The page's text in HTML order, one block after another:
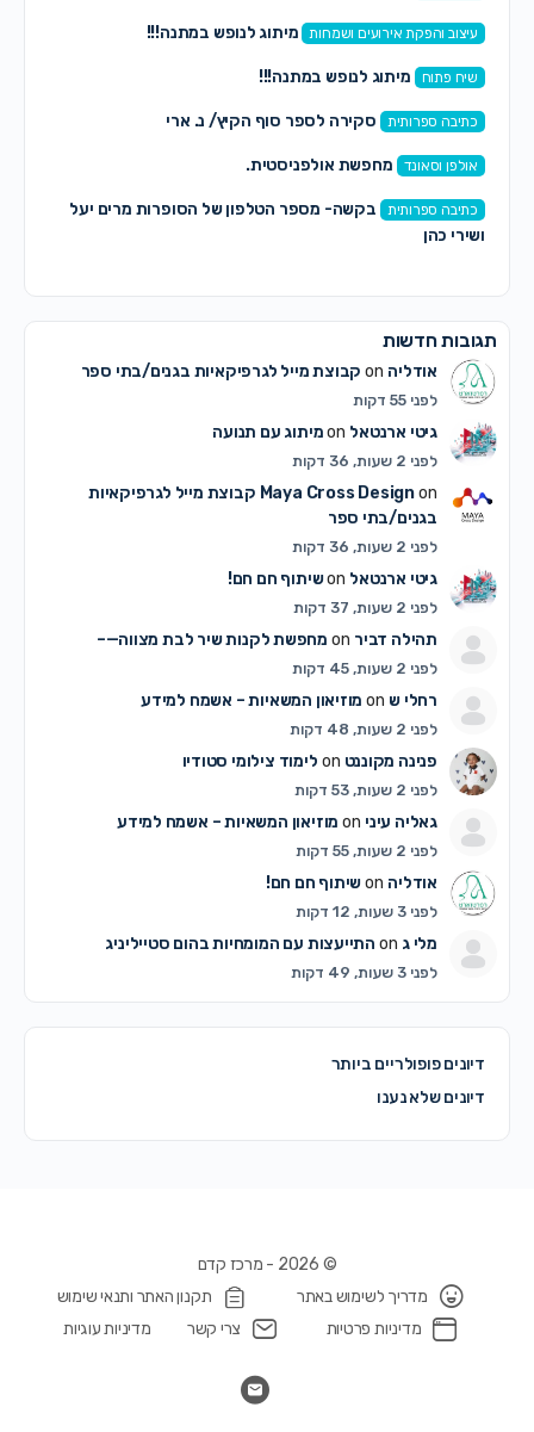
עיצוב והפקת אירועים ושמחות מיתוג לנופש במתנה!!!
שיח פתוח מיתוג לנופש במתנה!!!
כתיבה ספרותית סקירה לספר סוף הקיץ/ נ. ארי
אולפן וסאונד מחפשת אולפניסטית.
כתיבה ספרותית
בקשה- מספר הטלפון של הסופרות מרים יעל
ושירי כהן
תגובות חדשות
אודליה קבוצת מייל לגרפיקאיות בגנים/בתי ספר
לפני 55 דקות
גיטי ארנטאל מיתוג עם תנועה
לפני 2 שעות, 36 דקות
Maya Cross Designon
קבוצת מייל לגרפיקאיות
בגנים/בתי ספר
לפני 2 שעות, 36 דקות
גיטי ארנטאל שיתוף חם חם!
לפני 2 שעות, 37 דקות
תהילה דביר מחפשת לקנות שיר לבת מצווה—–
לפני 2 שעות, 45 דקות
רחלי ש מוזיאון המשאיות – אשמח למידע
לפני 2 שעות, 48 דקות
פנינה מקוננט לימוד צילומי סטודיו
לפני 2 שעות, 53 דקות
גאליה עיני מוזיאון המשאיות – אשמח למידע
לפני 2 שעות, 55 דקות
אודליה שיתוף חם חם!
לפני 3 שעות, 12 דקות
מלי ג התייעצות עם המומחיות בהום סטייליניג
לפני 3 שעות, 49 דקות
דיונים פופולריים ביותר
דיונים שלא נענו
© 2026 - מרכז קדם
מדריך לשימוש באתר
תקנון האתר ותנאי שימוש
מדיניות פרטיות
צרי קשר מדיניות עוגיות